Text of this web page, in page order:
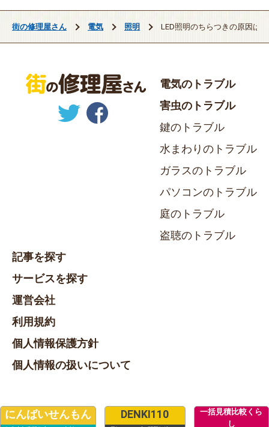
街の修理屋さん 電気 照明 LED照明のちらつきの原因は
電気のトラブル
害虫のトラブル
鍵のトラブル
水まわりのトラブル
ガラスのトラブル
パソコンのトラブル
庭のトラブル
盗聴のトラブル
記事を探す
サービスを探す
運営会社
利用規約
個人情報保護方針
個人情報の扱いについて
にんばいせんもん DENKI110
一括見積比較くら
し